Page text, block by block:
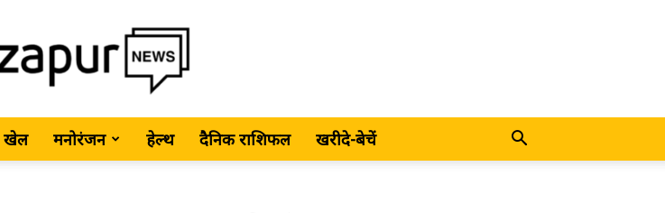
MirzapurNews.com
खेल मनोरंजन हेल्थ दैनिक राशिफल खरीदे-बेचें